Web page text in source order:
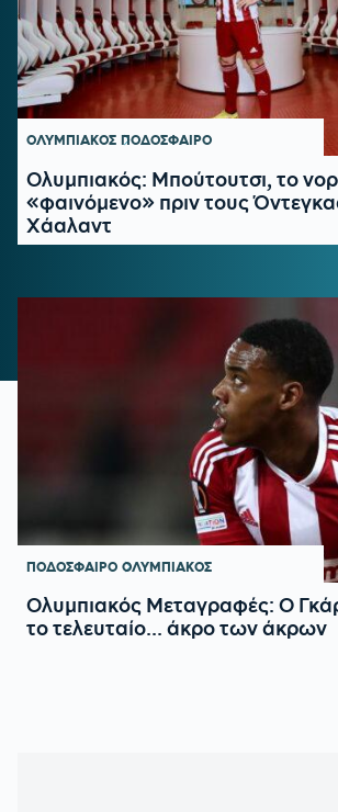
ΟΛΥΜΠΙΑΚΟΣ ΠΟΔΟΣΦΑΙΡΟ
Ολυμπιακός: Μπούτουτσι, το
«φαινόμενο» πριν τους
Χάαλαντ
ΠΟΔΟΣΦΑΙΡΟ ΟΛΥΜΠΙΑΚΟΣ
Ολυμπιακός Μεταγραφές: Ο
το τελευταίο... άκρο των άκρων